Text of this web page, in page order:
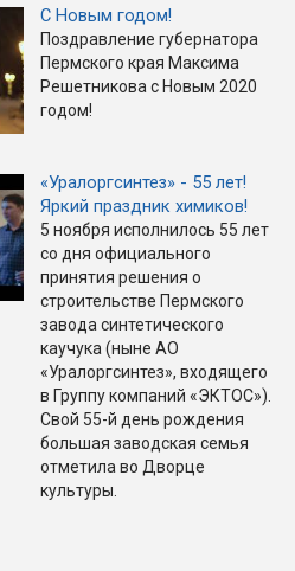
С Новым годом!
Поздравление губернатора
Пермского края Максима
Решетникова с Новым 2020
годом!
«Уралоргсинтез» - 55 лет!
Яркий праздник химиков!
5 ноября исполнилось 55 лет
со дня официального
принятия решения о
строительстве Пермского
завода синтетического
каучука (ныне АО
«Уралоргсинтез», входящего
в Группу компаний «ЭКТОС»).
Свой 55-й день рождения
большая заводская семья
отметила во Дворце
культуры.